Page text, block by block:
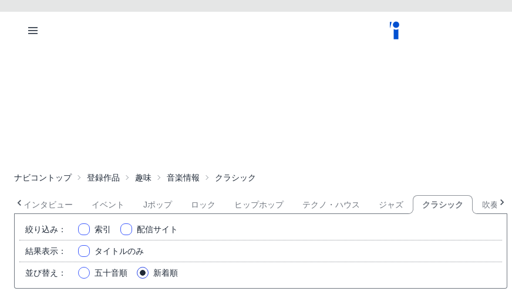
ナビコントップ 登録作品 趣味 音楽情報 クラシック
インタビュー イベント Jポップ ロック ヒップホップ テクノ・ハウス ジャズ クラシック 吹奏楽
絞り込み ： 索引 配信サイト
結果表示 ： タイトルのみ
並び替え ： 五十音順 新着順